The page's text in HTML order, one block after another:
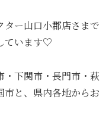
ター山口小郡店さまで
ています♡
・下関市・長門市・萩
市と、県内各地からお